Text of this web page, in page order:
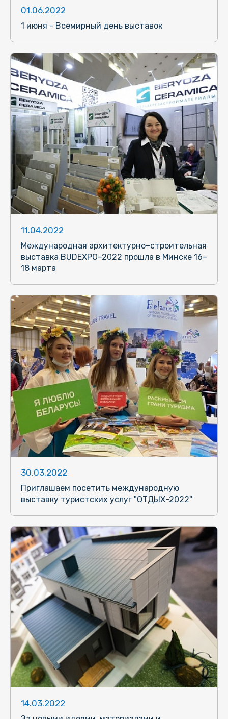
01.06.2022
1 июня - Всемирный день выставок
11.04.2022
Международная архитектурно–строительная
выставка BUDEXPO–2022 прошла в Минске 16–
18 марта
30.03.2022
Приглашаем посетить международную
выставку туристских услуг "ОТДЫХ-2022"
14.03.2022